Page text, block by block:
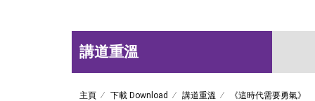
講道重溫
主頁 下載 Download 講道重溫 《這時代需要勇氣》